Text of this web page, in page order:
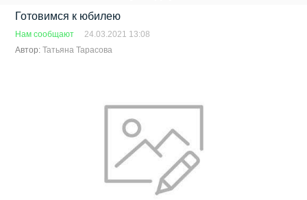
Готовимся к юбилею
Нам сообщают
24.03.2021 13:08
Автор:Татьяна Тарасова